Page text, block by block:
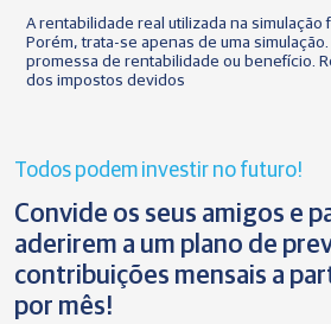
A rentabilidade real utilizada na simulação
Porém, trata-se apenas de uma
promessa de rentabilidade ou benefício.
dos impostos devidos
Todos podem investir no futuro!
Convide os seus amigos e
aderirem a um plano de
contribuições mensais a
por mês!